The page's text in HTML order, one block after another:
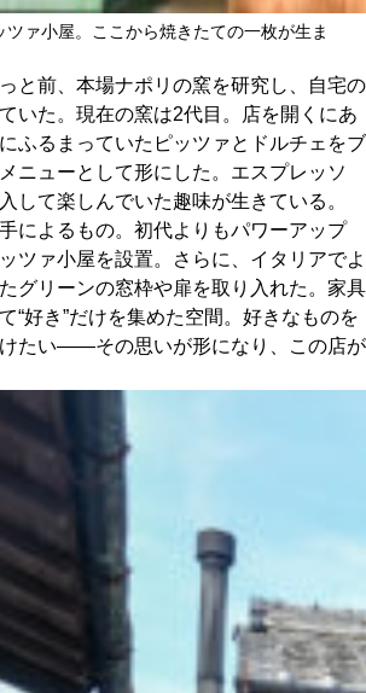
ァ小屋。ここから焼きたての一枚が生ま
と前、本場ナポリの窯を研究し、自宅の
いた。現在の窯は2代目。店を開くにあ
ふるまっていたピッツァとドルチェをブ
ニューとして形にした。エスプレッソ
して楽しんでいた趣味が生きている。
によるもの。初代よりもパワーアップ
ツァ小屋を設置。さらに、イタリアでよ
グリーンの窓枠や扉を取り入れた。家具
“好き”だけを集めた空間。好きなものを
たい――その思いが形になり、この店が